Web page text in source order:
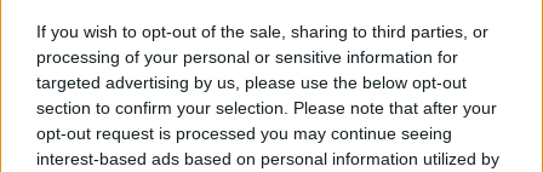
If you wish to opt-out of the sale, sharing to third parties, or
processing of your personal or sensitive information for
targeted advertising by us, please use the below opt-out
section to confirm your selection. Please note that after your
opt-out request is processed you may continue seeing
interest-based ads based on personal information utilized by
22:21
ΣΠΙΤΙ
Κατσαρίδα στο σπίτι - Πότε πρέπει να
ανησυχήσουμε